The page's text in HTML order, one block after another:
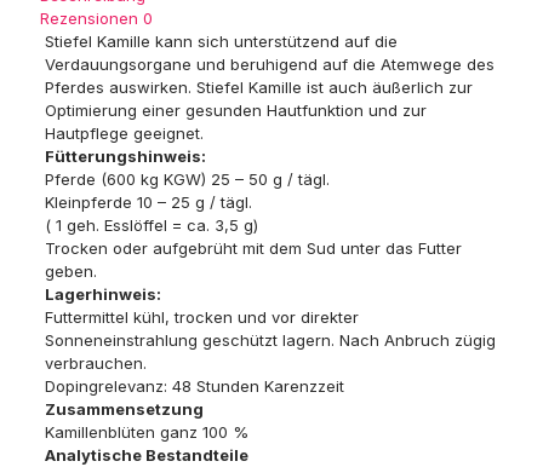
Rezensionen 0
Stiefel Kamille kann sich unterstützend auf die
Verdauungsorgane und beruhigend auf die Atemwege des
Pferdes auswirken. Stiefel Kamille ist auch äußerlich zur
Optimierung einer gesunden Hautfunktion und zur
Hautpflege geeignet.
Fütterungshinweis:
Pferde (600 kg KGW) 25 – 50 g / tägl.
Kleinpferde 10 – 25 g / tägl.
( 1 geh. Esslöffel = ca. 3,5 g)
Trocken oder aufgebrüht mit dem Sud unter das Futter
geben.
Lagerhinweis:
Futtermittel kühl, trocken und vor direkter
Sonneneinstrahlung geschützt lagern. Nach Anbruch zügig
verbrauchen.
Dopingrelevanz: 48 Stunden Karenzzeit
Zusammensetzung
Kamillenblüten ganz 100 %
Analytische Bestandteile